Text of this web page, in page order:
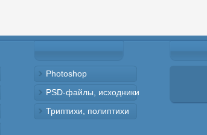
Photoshop
PSD-файлы, исходники
Триптихи, полиптихи